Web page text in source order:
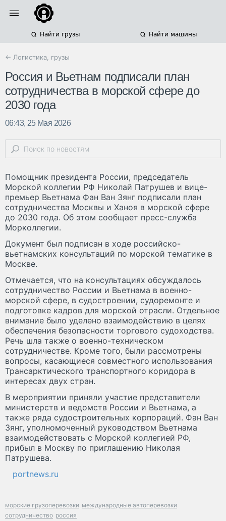
Найти грузы Найти машины
← Логистика, грузы
Россия и Вьетнам подписали план
сотрудничества в морской сфере до
2030 года
06:43, 25 Мая 2026
Помощник президента России, председатель
Морской коллегии РФ Николай Патрушев и вице-
премьер Вьетнама Фан Ван Зянг подписали план
сотрудничества Москвы и Ханоя в морской сфере
до 2030 года. Об этом сообщает пресс-служба
Морколлегии.
Документ был подписан в ходе российско-
вьетнамских консультаций по морской тематике в
Москве.
Отмечается, что на консультациях обсуждалось
сотрудничество России и Вьетнама в военно-
морской сфере, в судостроении, судоремонте и
подготовке кадров для морской отрасли. Отдельное
внимание было уделено взаимодействию в целях
обеспечения безопасности торгового судоходства.
Речь шла также о военно-техническом
сотрудничестве. Кроме того, были рассмотрены
вопросы, касающиеся совместного использования
Трансарктического транспортного коридора в
интересах двух стран.
В мероприятии приняли участие представители
министерств и ведомств России и Вьетнама, а
также ряда судостроительных корпораций. Фан Ван
Зянг, уполномоченный руководством Вьетнама
взаимодействовать с Морской коллегией РФ,
прибыл в Москву по приглашению Николая
Патрушева.
portnews.ru
морские грузоперевозки международные автоперевозки
сотрудничество россия